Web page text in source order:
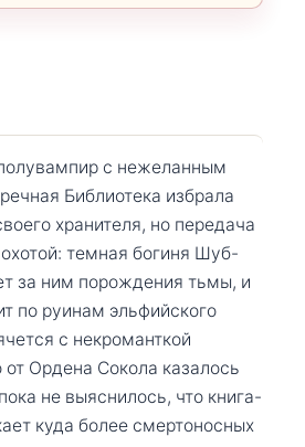
с нежеланным
Библиотека избрала
хранителя, но передача
темная богиня Шуб-
за ним порождения тьмы, и
по руинам эльфийского
с некроманткой
Ордена Сокола казалось
не выяснилось, что книга-
куда более смертоносных